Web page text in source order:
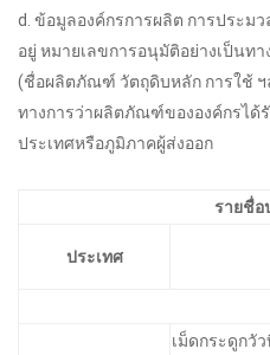
d. ข้อมูลองค์กรการผลิต การประม
อยู่ หมายเลขการอนุมัติอย่างเป็น
(ชื่อผลิตภัณฑ์ วัตถุดิบหลัก การใช้ ฯ
ทางการว่าผลิตภัณฑ์ขององค์กรได้
ประเทศหรือภูมิภาคผู้ส่งออก
รายชื่
ประเทศ
เม็ดกระดูกวั